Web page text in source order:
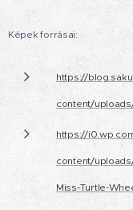
Képek forrásai:
https://
content/
https://
content/
Miss-Turtle-